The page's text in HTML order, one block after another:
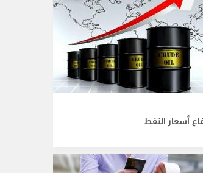
أسعار النفط